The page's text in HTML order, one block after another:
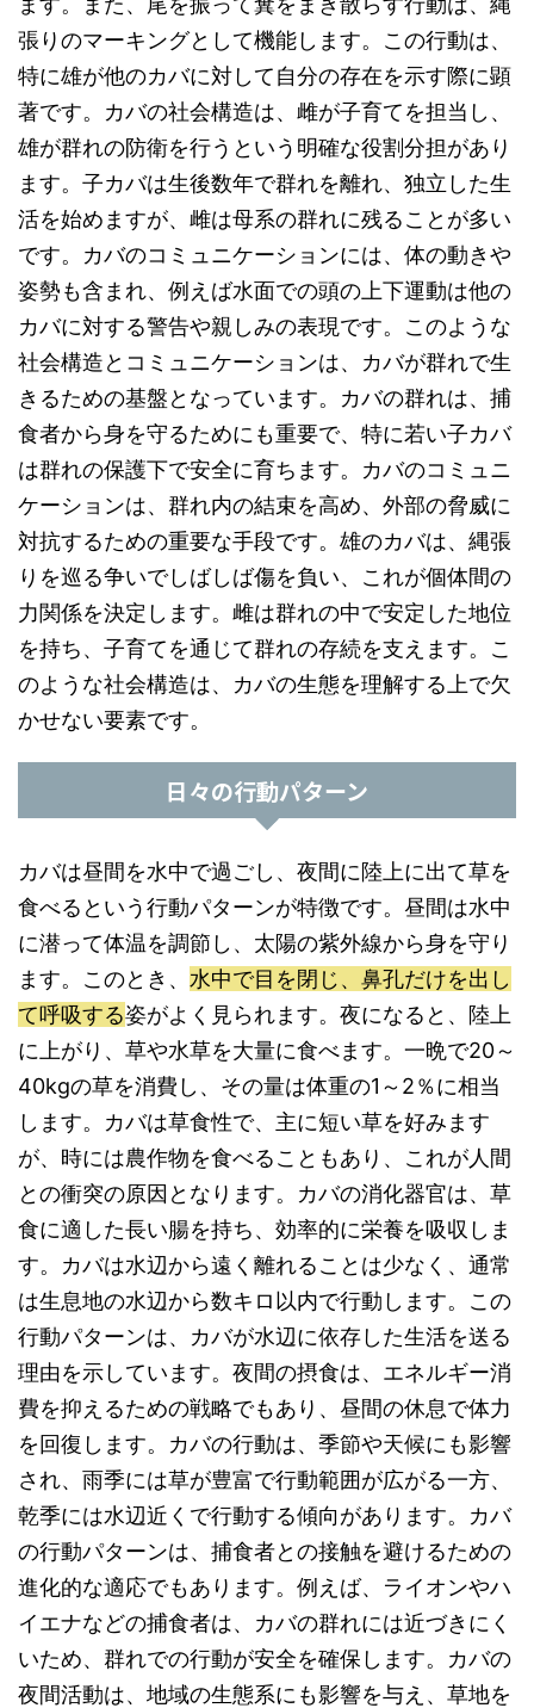
張りのマーキングとして機能します。この行動は、
特に雄が他のカバに対して自分の存在を示す際に顕
著です。カバの社会構造は、雌が子育てを担当し、
雄が群れの防衛を行うという明確な役割分担があり
ます。子カバは生後数年で群れを離れ、独立した生
活を始めますが、雌は母系の群れに残ることが多い
です。カバのコミュニケーションには、体の動きや
姿勢も含まれ、例えば水面での頭の上下運動は他の
カバに対する警告や親しみの表現です。このような
社会構造とコミュニケーションは、カバが群れで生
きるための基盤となっています。カバの群れは、捕
食者から身を守るためにも重要で、特に若い子カバ
は群れの保護下で安全に育ちます。カバのコミュニ
ケーションは、群れ内の結束を高め、外部の脅威に
対抗するための重要な手段です。雄のカバは、縄張
りを巡る争いでしばしば傷を負い、これが個体間の
力関係を決定します。雌は群れの中で安定した地位
を持ち、子育てを通じて群れの存続を支えます。こ
のような社会構造は、カバの生態を理解する上で欠
かせない要素です。
日々の行動パターン
カバは昼間を水中で過ごし、夜間に陸上に出て草を
食べるという行動パターンが特徴です。昼間は水中
に潜って体温を調節し、太陽の紫外線から身を守り
ます。このとき、 水中で目を閉じ、鼻孔だけを出し
て呼吸する姿がよく見られます。夜になると、陸上
に上がり、草や水草を大量に食べます。一晩で20～
40kgの草を消費し、その量は体重の1～2％に相当
します。カバは草食性で、主に短い草を好みます
が、時には農作物を食べることもあり、これが人間
との衝突の原因となります。カバの消化器官は、草
食に適した長い腸を持ち、効率的に栄養を吸収しま
す。カバは水辺から遠く離れることは少なく、通常
は生息地の水辺から数キロ以内で行動します。この
行動パターンは、カバが水辺に依存した生活を送る
理由を示しています。夜間の摂食は、エネルギー消
費を抑えるための戦略でもあり、昼間の休息で体力
を回復します。カバの行動は、季節や天候にも影響
され、雨季には草が豊富で行動範囲が広がる一方、
乾季には水辺近くで行動する傾向があります。カバ
の行動パターンは、捕食者との接触を避けるための
進化的な適応でもあります。例えば、ライオンやハ
イエナなどの捕食者は、カバの群れには近づきにく
いため、群れでの行動が安全を確保します。カバの
夜間活動は、地域の生態系にも影響を与え、草地を